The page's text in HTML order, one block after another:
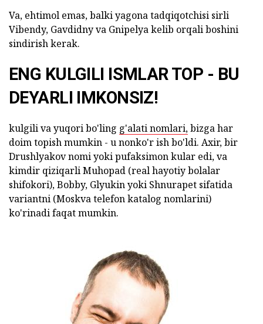
Va, ehtimol emas, balki yagona tadqiqotchisi sirli
Vibendy, Gavdidny va Gnipelya kelib orqali boshini
sindirish kerak.
ENG KULGILI ISMLAR TOP - BU
DEYARLI IMKONSIZ!
kulgili va yuqori bo'ling g'alati nomlari,bizga har
doim topish mumkin - u nonko'r ish bo'ldi. Axir, bir
Drushlyakov nomi yoki pufaksimon kular edi, va
kimdir qiziqarli Muhopad (real hayotiy bolalar
shifokori), Bobby, Glyukin yoki Shnurapet sifatida
variantni (Moskva telefon katalog nomlarini)
ko'rinadi faqat mumkin.